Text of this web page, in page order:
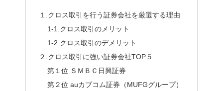
１.クロス取引を行う証券会社を厳選する理由
1-1.クロス取引のメリット
1-2.クロス取引のデメリット
２.クロス取引に強い証券会社TOP５
第１位 ＳＭＢＣ日興証券
第２位 auカブコム証券（MUFGグループ）